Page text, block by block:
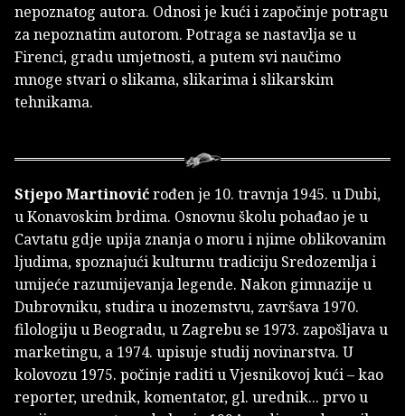
nepoznatog autora. Odnosi je kući i započinje potragu
za nepoznatim autorom. Potraga se nastavlja se u
Firenci, gradu umjetnosti, a putem svi naučimo
mnoge stvari o slikama, slikarima i slikarskim
tehnikama.
Stjepo Martinovićrođen je 10. travnja 1945. u Dubi,
u Konavoskim brdima. Osnovnu školu pohađao je u
Cavtatu gdje upija znanja o moru i njime oblikovanim
ljudima, spoznajući kulturnu tradiciju Sredozemlja i
umijeće razumijevanja legende. Nakon gimnazije u
Dubrovniku, studira u inozemstvu, završava 1970.
filologiju u Beogradu, u Zagrebu se 1973. zapošljava u
marketingu, a 1974. upisuje studij novinarstva. U
kolovozu 1975. počinje raditi u Vjesnikovoj kući – kao
reporter, urednik, komentator, gl. urednik... prvo u